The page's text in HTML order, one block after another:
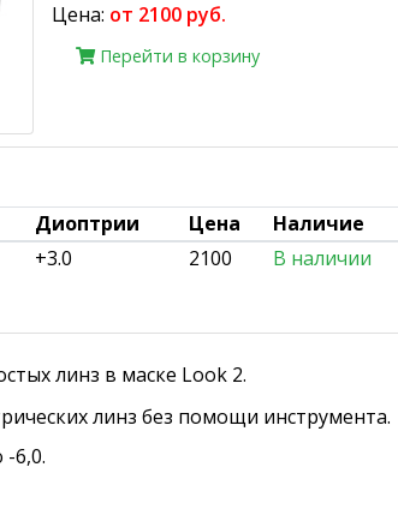
Цена: от 2100 руб.
Перейти в корзину
Диоптрии Цена Наличие
+3.0 2100 В наличии
линз в маске Look 2.
линз без помощи инструмента.
6,0.